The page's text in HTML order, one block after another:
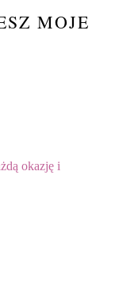
MOJE